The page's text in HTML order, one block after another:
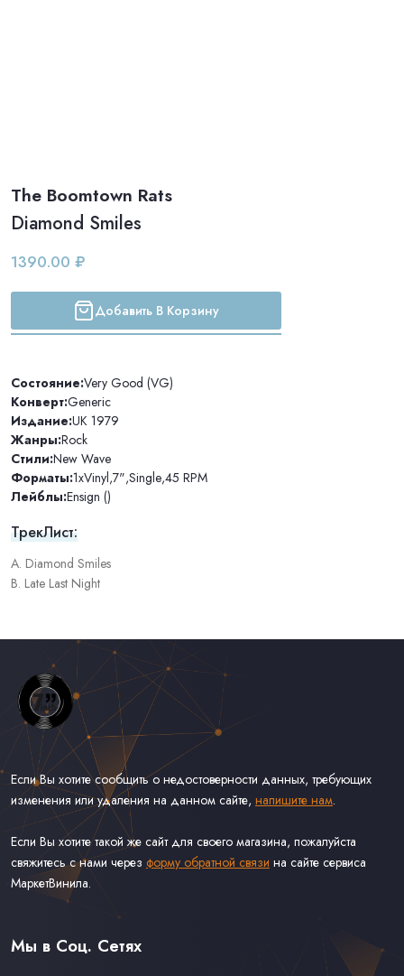
The Boomtown Rats
Diamond Smiles
1390.00 ₽
Добавить В Корзину
Состояние:Very Good (VG)
Конверт:Generic
Издание:UK 1979
Жанры:Rock
Стили:New Wave
Форматы:1xVinyl,7",Single,45 RPM
Лейблы:Ensign ()
ТрекЛист:
A. Diamond Smiles
B. Late Last Night
Если Вы хотите сообщить о недостоверности данных, требующих
изменения или удаления на данном сайте, напишите нам.
Если Вы хотите такой же сайт для своего магазина, пожалуйста
свяжитесь с нами через форму обратной связи на сайте сервиса
МаркетВинила.
Весь Каталог Винила на 7''
Рок на 7''
Мы в Соц. Сетях